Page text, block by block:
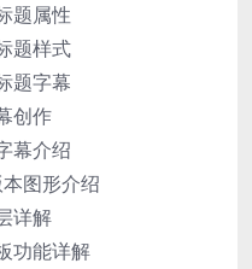
题属性
题样式
题字幕
创作
幕介绍
图形介绍
详解
功能详解